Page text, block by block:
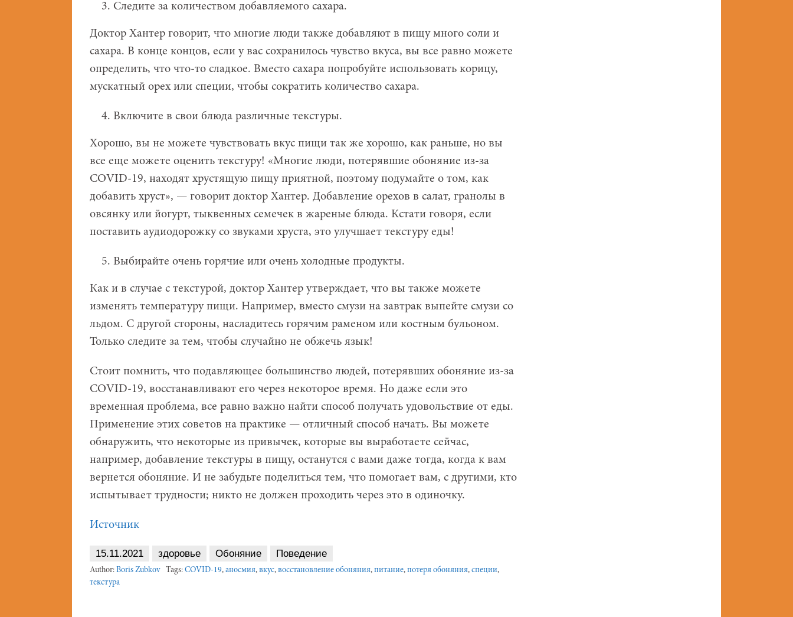
Следите за количеством добавляемого сахара.
Доктор Хантер говорит, что многие люди также добавляют в пищу много соли и
сахара. В конце концов, если у вас сохранилось чувство вкуса, вы все равно можете
определить, что что-то сладкое. Вместо сахара попробуйте использовать корицу,
мускатный орех или специи, чтобы сократить количество сахара.
Включите в свои блюда различные текстуры.
Хорошо, вы не можете чувствовать вкус пищи так же хорошо, как раньше, но вы
все еще можете оценить текстуру! «Многие люди, потерявшие обоняние из-за
COVID-19, находят хрустящую пищу приятной, поэтому подумайте о том, как
добавить хруст», — говорит доктор Хантер. Добавление орехов в салат, гранолы в
овсянку или йогурт, тыквенных семечек в жареные блюда. Кстати говоря, если
поставить аудиодорожку со звуками хруста, это улучшает текстуру еды!
Выбирайте очень горячие или очень холодные продукты.
Как и в случае с текстурой, доктор Хантер утверждает, что вы также можете
изменять температуру пищи. Например, вместо смузи на завтрак выпейте смузи со
льдом. С другой стороны, насладитесь горячим раменом или костным бульоном.
Только следите за тем, чтобы случайно не обжечь язык!
Стоит помнить, что подавляющее большинство людей, потерявших обоняние из-за
COVID-19, восстанавливают его через некоторое время. Но даже если это
временная проблема, все равно важно найти способ получать удовольствие от еды.
Применение этих советов на практике — отличный способ начать. Вы можете
обнаружить, что некоторые из привычек, которые вы выработаете сейчас,
например, добавление текстуры в пищу, останутся с вами даже тогда, когда к вам
вернется обоняние. И не забудьте поделиться тем, что помогает вам, с другими, кто
испытывает трудности; никто не должен проходить через это в одиночку.
Источник
15.11.2021 здоровье Обоняние Поведение
Author: Boris Zubkov Tags: COVID-19, аносмия, вкус, восстановление обоняния, питание, потеря обоняния, специи,
текстура